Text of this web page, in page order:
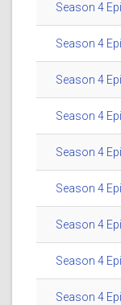
Season 4
Season 4
Season 4
Season 4
Season 4
Season 4
Season 4
Season 4
Season 4